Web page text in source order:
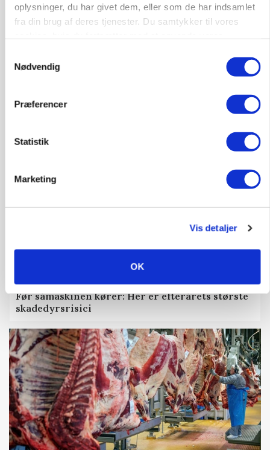
oplysninger, du har givet dem, eller som de har indsamlet
fra din brug af deres tjenester. Du samtykker til vores
Nødvendig
Præferencer
Statistik
Marketing
Vis detaljer
OK
gødskningslov
KVÆG
Snart kan man søge tilskud til naturprojekter
PLANTER
Før såmaskinen kører: Her er efterårets største
skadedyrsrisici